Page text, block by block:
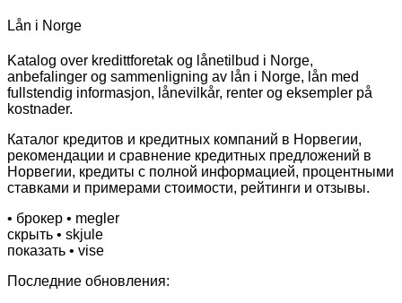
Lån i Norge
Katalog over kredittforetak og lånetilbud i Norge,
anbefalinger og sammenligning av lån i Norge, lån med
fullstendig informasjon, lånevilkår, renter og eksempler på
kostnader.
Каталог кредитов и кредитных компаний в Норвегии,
рекомендации и сравнение кредитных предложений в
Норвегии, кредиты с полной информацией, процентными
ставками и примерами стоимости, рейтинги и отзывы.
• брокер • megler
скрыть • skjule
показать • vise
Последние обновления: